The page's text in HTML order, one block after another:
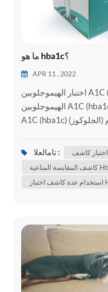
ما هو hba1c؟
APR 11 , 2022
اختبار الهيموجلوبين A1C (hba1c) ما هو اختبار
الهيموجلوبين A1C (hba1c)؟A اختبار الهيموغلوبين
A1C (hba1c) يقيس كمية السكر في الدم (الجلوكوز)
من رئتيك إلى باقي
خلال الأشهر
الثلاثة الماضية . 's متوسط ثلاثة أشهر لأن 's عادةً ما هي
تامالعلا :